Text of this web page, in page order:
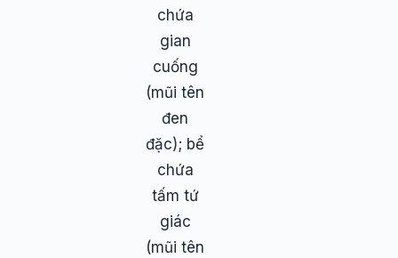
chứa
gian
cuống
(mũi tên
đen
đặc); bể
chứa
tấm tứ
giác
(mũi tên